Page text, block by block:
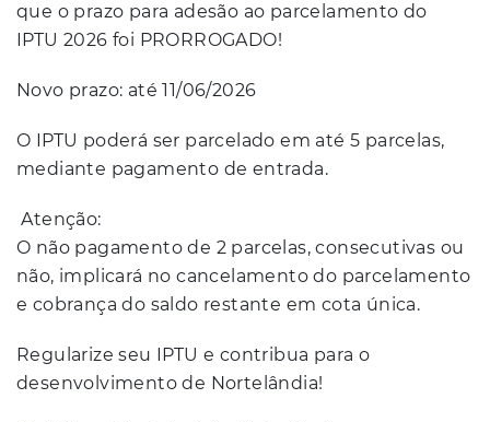
que o prazo para adesão ao parcelamento do
IPTU 2026 foi PRORROGADO!
Novo prazo: até 11/06/2026
O IPTU poderá ser parcelado em até 5 parcelas,
mediante pagamento de entrada.
Atenção:
O não pagamento de 2 parcelas, consecutivas ou
não, implicará no cancelamento do parcelamento
e cobrança do saldo restante em cota única.
Regularize seu IPTU e contribua para o
desenvolvimento de Nortelândia!